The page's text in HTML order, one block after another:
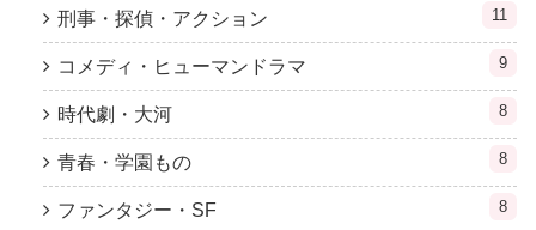
刑事・探偵・アクション 11
コメディ・ヒューマンドラマ 9
時代劇・大河 8
青春・学園もの 8
ファンタジー・SF 8